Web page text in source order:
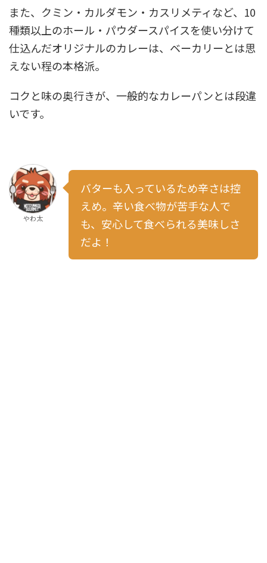
また、クミン・カルダモン・カスリメティなど、 10
種類以上のホール・パウダースパイスを使い分けて
仕込んだオリジナルのカレーは、ベーカリーとは思
えない程の本格派。
コクと味の奥行きが、一般的なカレーパンとは段違
いです。
やわ太
バターも入っているため辛さは控
えめ。辛い食べ物が苦手な人で
も、安心して食べられる美味しさ
だよ！